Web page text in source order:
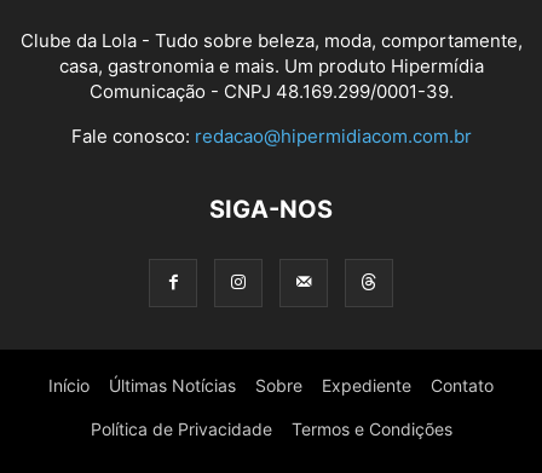
Clube da Lola - Tudo sobre beleza, moda, comportamente,
casa, gastronomia e mais. Um produto Hipermídia
Comunicação - CNPJ 48.169.299/0001-39.
Fale conosco: redacao@hipermidiacom.com.br
SIGA-NOS
Início Últimas Notícias Sobre Expediente Contato
Política de Privacidade Termos e Condições